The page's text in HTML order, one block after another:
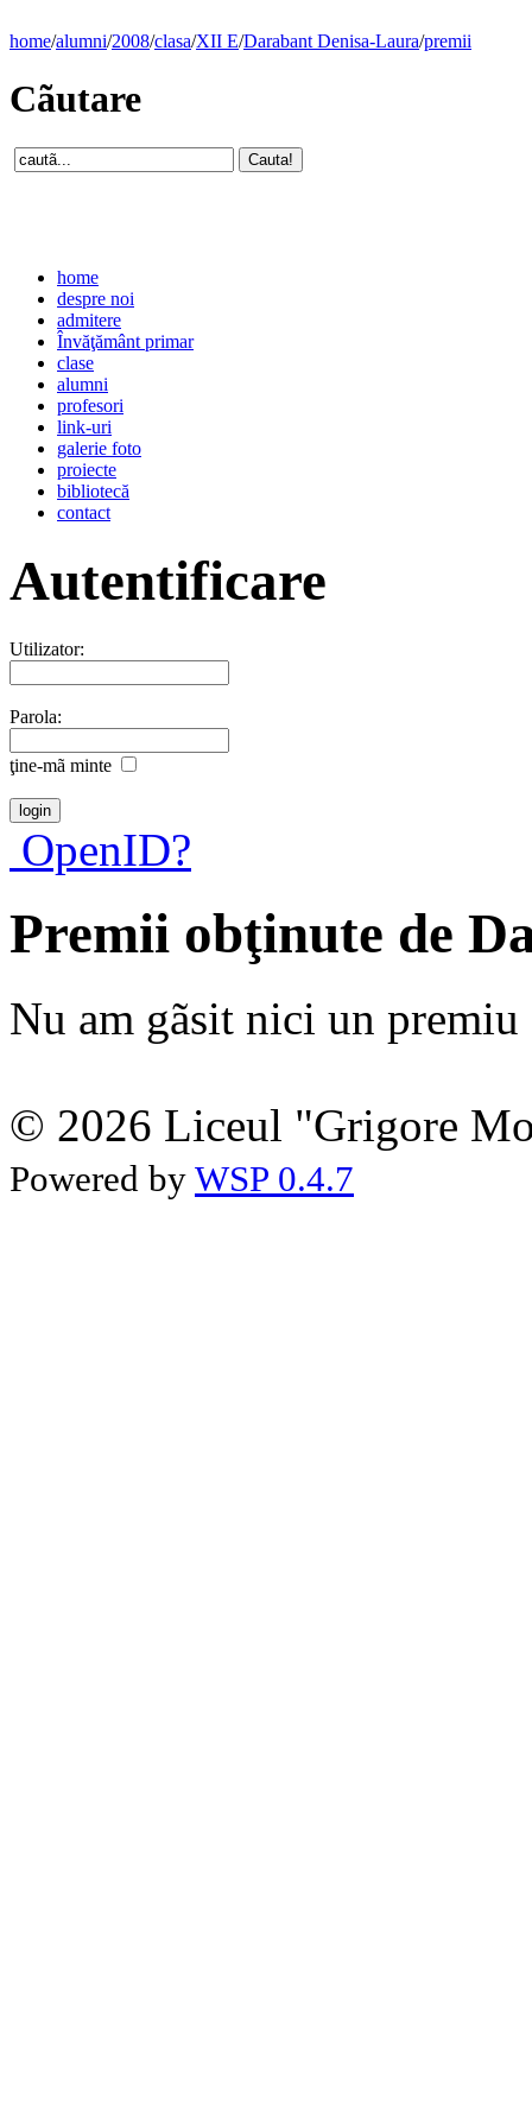
home/alumni/2008/clasa/XII E/Darabant Denisa-Laura/premii
Cãutare
home
despre noi
admitere
Învăţământ primar
clase
alumni
profesori
link-uri
galerie foto
proiecte
bibliotecă
contact
Autentificare
Utilizator:
Parola:
ţine-mã minte
OpenID?
Premii obţinute de
Nu am gãsit nici un premiu
© 2026 Liceul "Grigore
Powered by WSP 0.4.7